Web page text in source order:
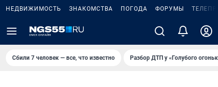
НЕДВИЖИМОСТЬ ЗНАКОМСТВА ПОГОДА ФОРУМЫ
Сбили 7 человек — все, что известно Разбор ДТП у «Голубого